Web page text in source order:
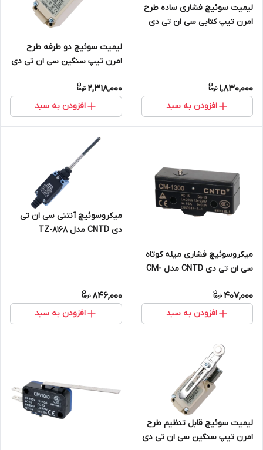
لیمیت سوئیچ فشاری ساده طرح
امرن تیپ کتابی سی ان تی دی
1,830,000
افزودن به سبد
لیمیت سوئیچ دو طرفه طرح
امرن تیپ سنگین سی ان تی دی
2,318,000
افزودن به سبد
میکروسوئیچ فشاری میله کوتاه
سی ان تی دی CNTD مدل CM-
407,000
افزودن به سبد
میکروسوئیچ آنتنی سی ان تی
دی CNTD مدل TZ-8168
846,000
افزودن به سبد
لیمیت سوئیچ قابل تنظیم طرح
امرن تیپ سنگین سی ان تی دی